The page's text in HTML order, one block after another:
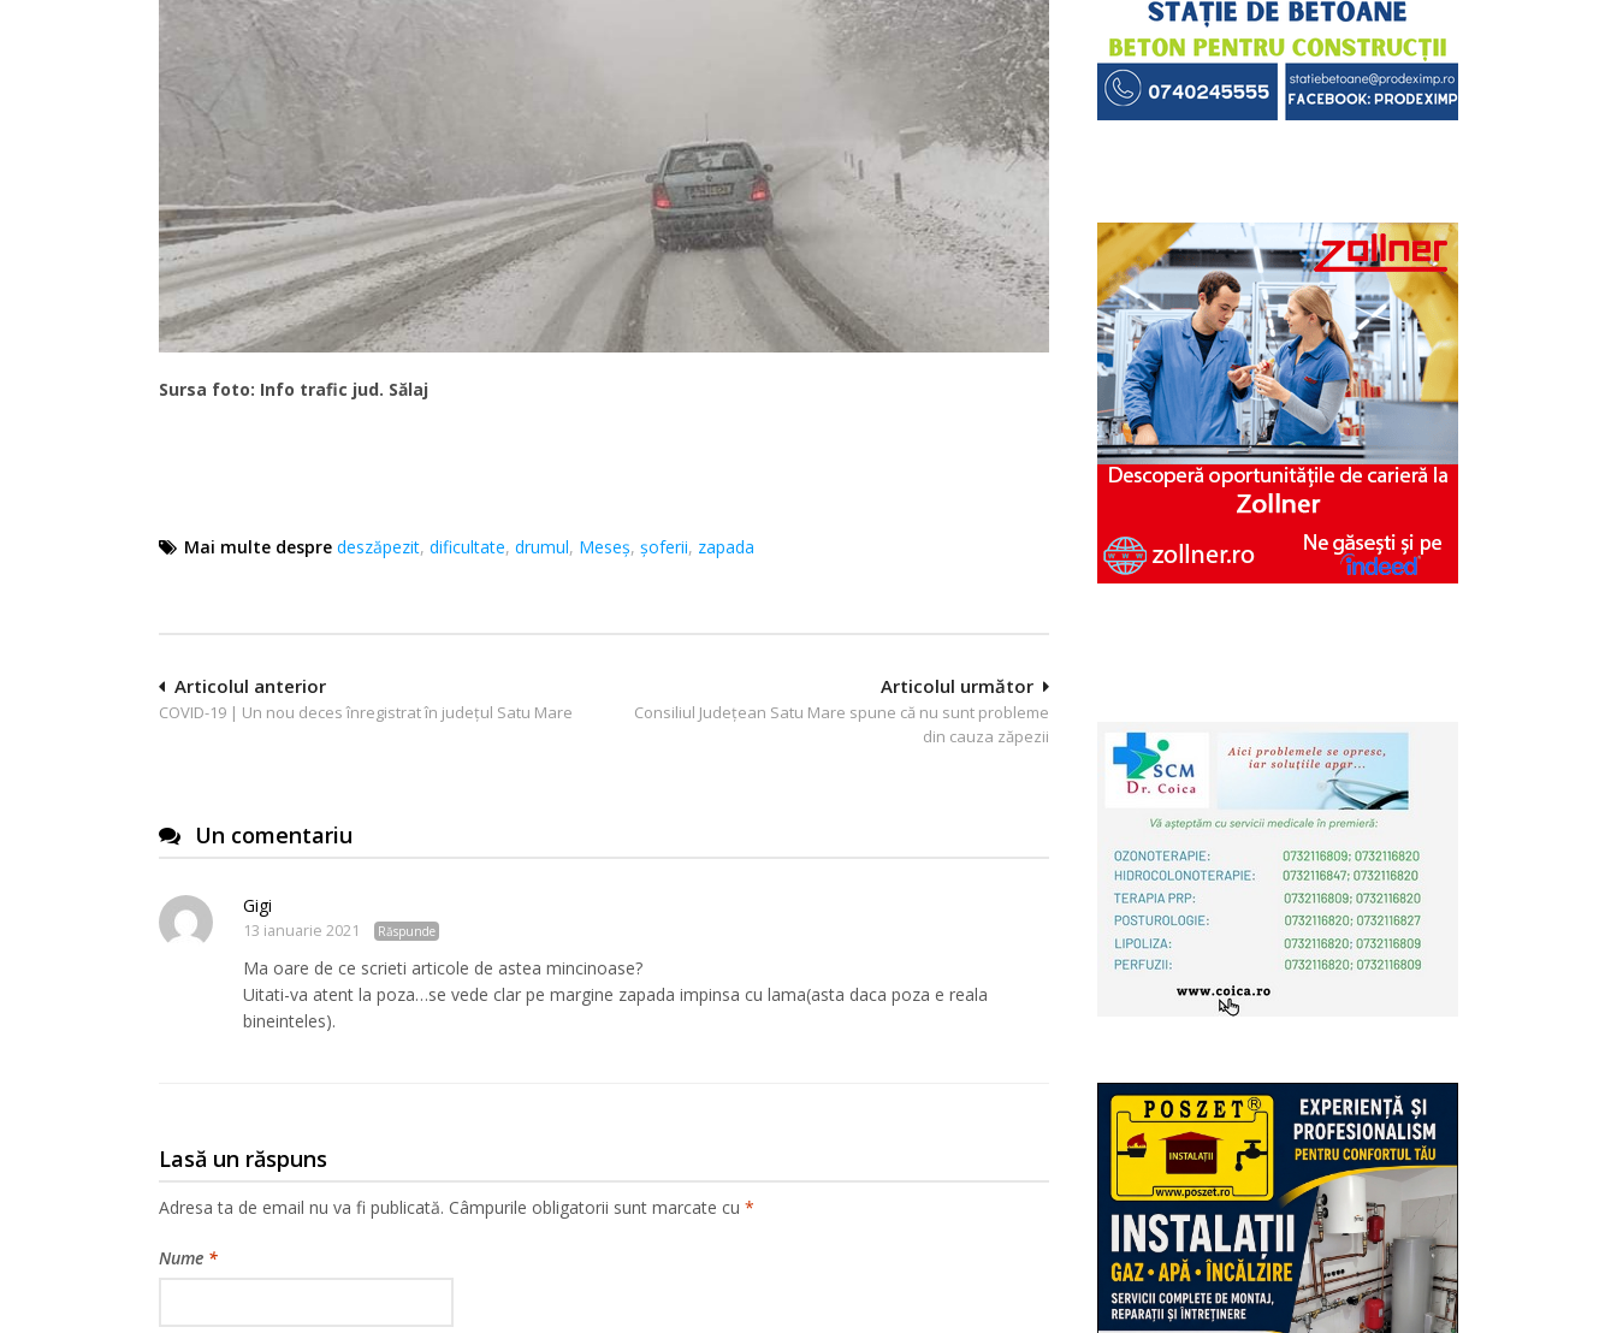
Sursa foto: Info trafic jud. Sălaj
Mai multe despre deszăpezit, dificultate, drumul, Meseş, șoferii, zapada
Navigare
în
Articolul următor
Consiliul Județean Satu Mare spune că nu sunt probleme
din cauza zăpezii
Articolul anterior
COVID-19 | Un nou deces înregistrat în județul Satu Mare
Un comentariu
Gigi
13 ianuarie 2021 Răspunde
Ma oare de ce scrieti articole de astea mincinoase?
Uitati-va atent la poza…se vede clar pe margine zapada impinsa cu lama(asta daca poza e reala
bineinteles).
Lasă un răspuns
Adresa ta de email nu va fi publicată. Câmpurile obligatorii sunt marcate cu *
Nume *